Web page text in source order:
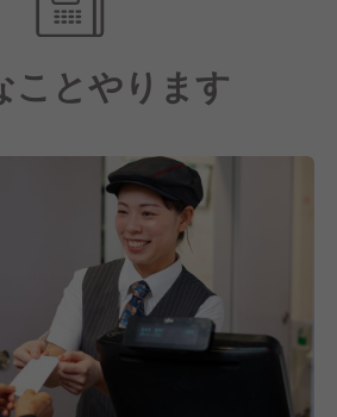
ン制度（入社2年目以降の社員に
安心！】
しっかり実施します。社会人基
きるだけでなく、店舗配属前に店
アップ研修や工場農場視察、役職
部研修など様々な研修があるの
ていくことが可能です。
一人ひとりの成長を支援し、目
ができる環境を整えています。
ことやります